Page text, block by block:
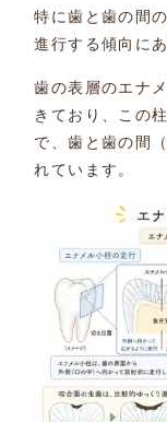
特に歯と歯の間
進行する傾向にあ
歯の表層のエナ
きており、この
で、歯と歯の間
れています。